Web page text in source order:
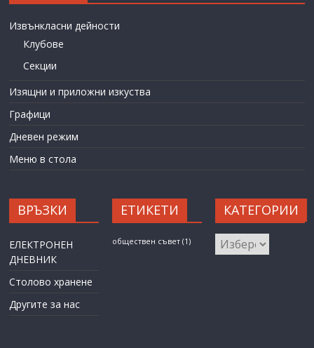
Извънкласни дейности
Клубове
Секции
Изящни и приложни изкуства
Графици
Дневен режим
Меню в стола
ВРЪЗКИ
ЕЛЕКТРОНЕН
ДНЕВНИК
Столово хранене
Другите за нас
ЕТИКЕТИ
обществен съвет (1)
КАТЕГОРИИ
КАТЕГОРИИ